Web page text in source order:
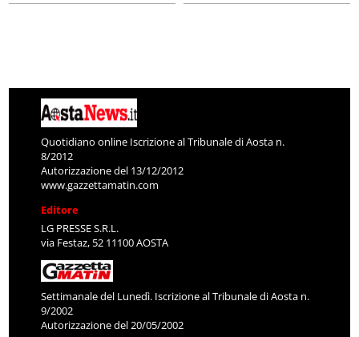
Quotidiano online Iscrizione al Tribunale di Aosta n.
8/2012
Autorizzazione del 13/12/2012
www.gazzettamatin.com
Editore
LG PRESSE S.R.L.
via Festaz, 52 11100 AOSTA
Settimanale del Lunedì. Iscrizione al Tribunale di Aosta n.
9/2002
Autorizzazione del 20/05/2002